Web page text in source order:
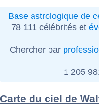
Base astrologique de
78 111 célébrités et
Chercher par
1 205
Carte du ciel de